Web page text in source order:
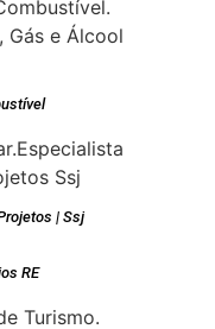
| Ssj
RE